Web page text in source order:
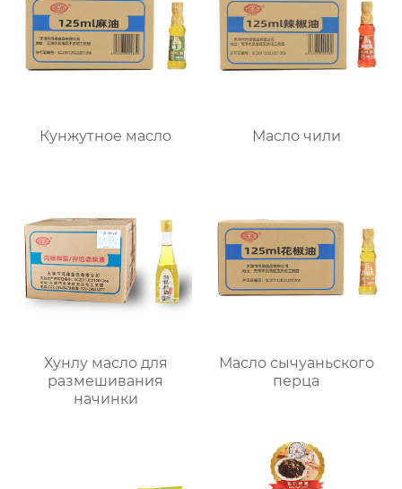
Кунжутное масло Масло чили
Хунлу масло для
размешивания
начинки
Масло сычуаньского
перца